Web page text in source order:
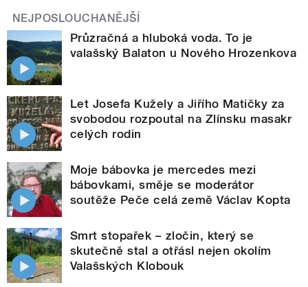
NEJPOSLOUCHANĚJŠÍ
Průzračná a hluboká voda. To je
valašský Balaton u Nového Hrozenkova
Let Josefa Kužely a Jiřího Matičky za
svobodou rozpoutal na Zlínsku masakr
celých rodin
Moje bábovka je mercedes mezi
bábovkami, směje se moderátor
soutěže Peče celá země Václav Kopta
Smrt stopařek – zločin, který se
skutečně stal a otřásl nejen okolím
Valašských Klobouk